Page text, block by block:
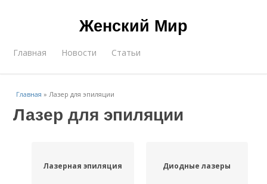
Женский Мир
Главная Новости Статьи
Главная »Лазер для эпиляции
Лазер для эпиляции
Лазерная эпиляция Диодные лазеры